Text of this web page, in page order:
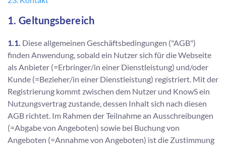
​​​​​​​1. Geltungsbereich
1.1. Diese allgemeinen Geschäftsbedingungen ("AGB")
finden Anwendung, sobald ein Nutzer sich für die Webseite
als Anbieter (=Erbringer/in einer Dienstleistung) und/oder
Kunde (=Bezieher/in einer Dienstleistung) registriert. Mit der
Registrierung kommt zwischen dem Nutzer und KnowS ein
Nutzungsvertrag zustande, dessen Inhalt sich nach diesen
AGB richtet. Im Rahmen der Teilnahme an Ausschreibungen
(=Abgabe von Angeboten) sowie bei Buchung von
Angeboten (=Annahme von Angeboten) ist die Zustimmung